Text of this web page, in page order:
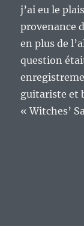
j’ai eu le
provenance
en plus de
question
guitariste et
« Witches’